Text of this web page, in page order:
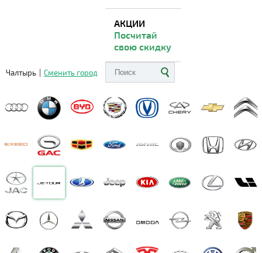
АКЦИИ
Посчитай
свою скидку
Чалтырь | Сменить город